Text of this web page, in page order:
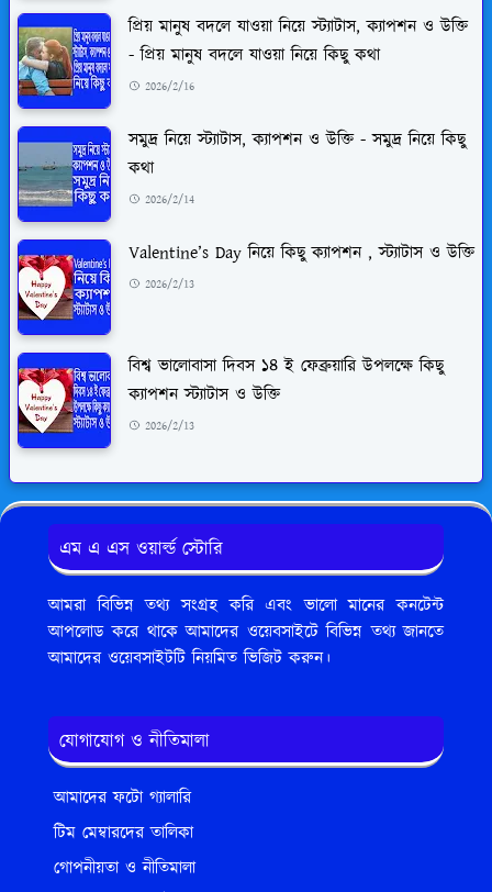
প্রিয় মানুষ বদলে যাওয়া নিয়ে স্ট্যাটাস, ক্যাপশন ও উক্তি
- প্রিয় মানুষ বদলে যাওয়া নিয়ে কিছু কথা
2026/2/16
সমুদ্র নিয়ে স্ট্যাটাস, ক্যাপশন ও উক্তি - সমুদ্র নিয়ে কিছু
কথা
2026/2/14
Valentine’s Day নিয়ে কিছু ক্যাপশন , স্ট্যাটাস ও উক্তি
2026/2/13
বিশ্ব ভালোবাসা দিবস ১৪ ই ফেব্রুয়ারি উপলক্ষে কিছু
ক্যাপশন স্ট্যাটাস ও উক্তি
2026/2/13
এম এ এস ওয়ার্ল্ড স্টোরি
আমরা বিভিন্ন তথ্য সংগ্রহ করি এবং ভালো মানের কনটেন্ট
আপলোড করে থাকে আমাদের ওয়েবসাইটে বিভিন্ন তথ্য জানতে
আমাদের ওয়েবসাইটটি নিয়মিত ভিজিট করুন।
যোগাযোগ ও নীতিমালা
আমাদের ফটো গ্যালারি
টিম মেম্বারদের তালিকা
গোপনীয়তা ও নীতিমালা